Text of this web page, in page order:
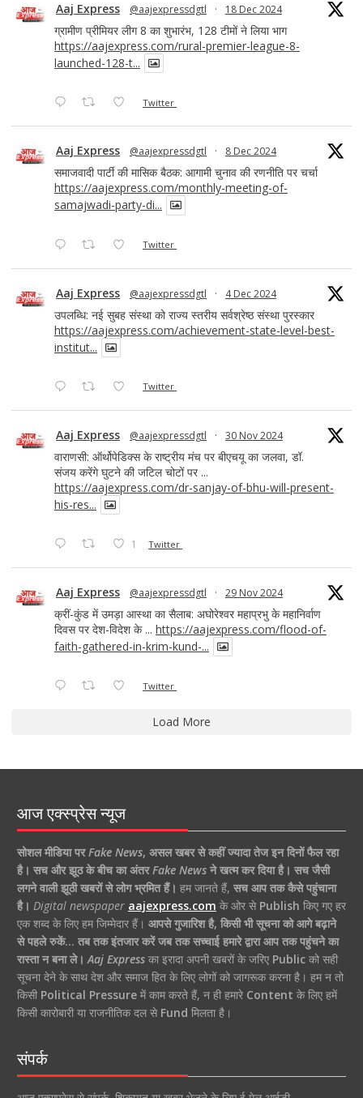
Aaj Express @aajexpressdgtl · 18 Dec 2024
ग्रामीण प्रीमियर लीग 8 का शुभारंभ, 128 टीमों ने लिया भाग
https://aajexpress.com/rural-premier-league-8-
launched-128-t...
Twitter
Aaj Express @aajexpressdgtl · 8 Dec 2024
समाजवादी पार्टी की मासिक बैठक: आगामी चुनाव की रणनीति पर चर्चा
https://aajexpress.com/monthly-meeting-of-
samajwadi-party-di...
Twitter
Aaj Express @aajexpressdgtl · 4 Dec 2024
उपलब्धि: नई सुबह संस्था को राज्य स्तरीय सर्वश्रेष्ठ संस्था पुरस्कार
https://aajexpress.com/achievement-state-level-best-
institut...
Twitter
Aaj Express @aajexpressdgtl · 30 Nov 2024
वाराणसी: ऑर्थोपेडिक्स के राष्ट्रीय मंच पर बीएचयू का जलवा, डॉ.
संजय करेंगे घुटने की जटिल चोटों पर ...
https://aajexpress.com/dr-sanjay-of-bhu-will-present-
his-res...
1 Twitter
Aaj Express @aajexpressdgtl · 29 Nov 2024
क्रीं-कुंड में उमड़ा आस्था का सैलाब: अघोरेश्वर महाप्रभु के महानिर्वाण
दिवस पर देश-विदेश के ... https://aajexpress.com/flood-of-
faith-gathered-in-krim-kund-...
Twitter
Load More
आज एक्स्प्रेस न्यूज
सोशल मीडिया परFake News, असल खबर से कहीं ज्यादा तेज इन दिनों फैल रहा
है। सच और झूठ के बीच का अंतरFake Newsने खत्म कर दिया है। सच जैसी
लगने वाली झूठी खबरों से लोग भ्रमित हैं। हम जानते हैं, सच आप तक कैसे पहुंचाना
है। Digital newspaper aajexpress.com के ओर से Publish किए गए हर
एक शब्द के लिए हम जिम्मेदार हैं। आपसे गुजारिश है, किसी भी सूचना को आगे बढ़ाने
से पहले रुकें… तब तक इंतजार करें जब तक सच्चाई हमारे द्वारा आप तक पहुंचने का
रास्ता न बना ले। Aaj Expressका इरादा अपनी खबरों के जरिए Publicको सही
सूचना देने के साथ देश और समाज हित के लिए लोगों को जागरूक करना है। हम न तो
किसी Political Pressureमें काम करते हैं, न ही हमारे Content के लिए हमें
किसी कारोबारी या राजनीतिक दल से Fund मिलता है।
संपर्क